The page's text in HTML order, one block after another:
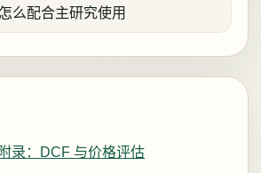
么配合主研究使用
录：DCF 与价格评估